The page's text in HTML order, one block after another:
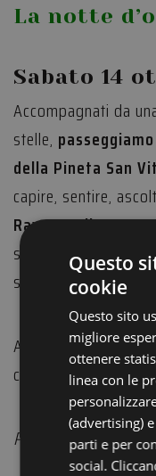
La notte
Sabato 14
Accompagnati da
stelle,
della Pineta San
capire, sentire,
Ravenna: il suo
spiagge e mosaici,
storiche, paludi e
Al termine
conviviale.
Percorso andata e
Questo
cookie
Questo sito
migliore
ottenere
linea con le
(advertising)
parti e per
social.